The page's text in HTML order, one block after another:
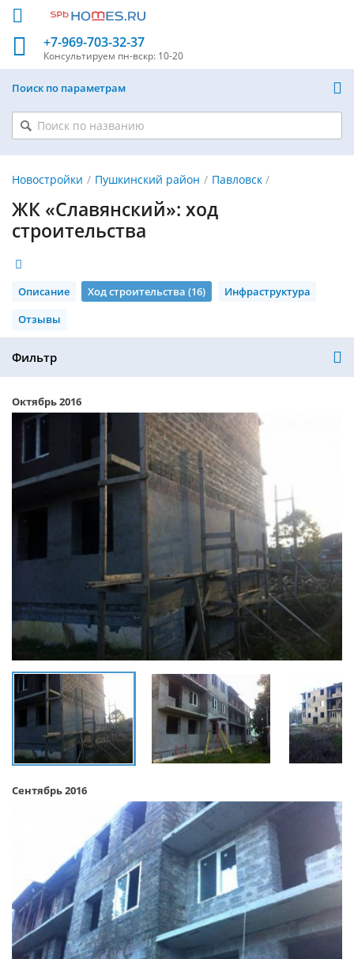
+7-969-703-32-37
Консультируем пн-вскр: 10-20
Поиск по параметрам
Новостройки Пушкинский район Павловск
ЖК «Славянский»: ход
строительства
Описание Ход строительства (16)
Инфраструктура
Отзывы
Фильтр
Октябрь 2016
Сентябрь 2016